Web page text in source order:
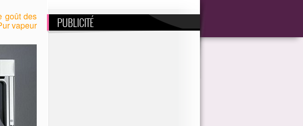
goût des
vapeur PUBLICITÉ